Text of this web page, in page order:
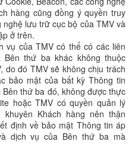
hàng cũng đồng ý quyền truy
nghệ lưu trữ cục bộ của TMV và
ở trên.
vụ của TMV có thể có các liên
thứ ba khác không thuộc
do đó TMV sẽ không chịu trách
bảo mật của bất kỳ Thông tin
thứ ba đó, không được thực
hoặc TMV có quyền quản lý
Khách hàng nên thận
định về bảo mật Thông tin áp
dịch vụ của Bên thứ ba mà